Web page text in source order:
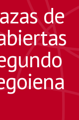
de